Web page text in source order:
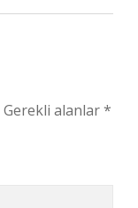
Gerekli alanlar*